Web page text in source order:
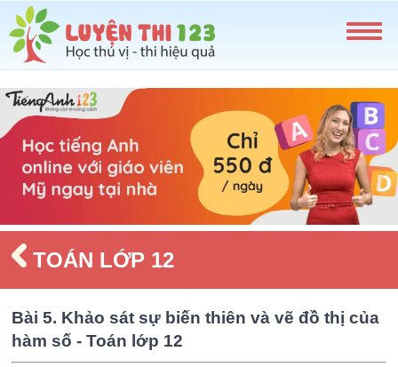
TOÁN LỚP 12
Bài 5. Khảo sát sự biến thiên và vẽ đồ thị của
hàm số - Toán lớp 12